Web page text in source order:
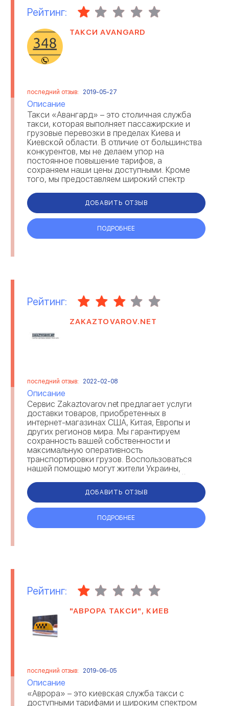
Рейтинг:
ТАКСИ AVANGARD
последний отзыв: 2019-05-27
Описание
Такси «Авангард» – это столичная служба
такси, которая выполняет пассажирские и
грузовые перевозки в пределах Киева и
Киевской области. В отличие от большинства
конкурентов, мы не делаем упор на
постоянное повышение тарифов, а
сохраняем наши цены доступными. Кроме
того, мы предоставляем широкий спектр
возможности выбора типа транспортн...
ДОБАВИТЬ ОТЗЫВ
ПОДРОБНЕЕ
Рейтинг:
ZAKAZTOVAROV.NET
последний отзыв: 2022-02-08
Описание
Сервис Zakaztovarov.net предлагает услуги
доставки товаров, приобретенных в
интернет-магазинах США, Китая, Европы и
других регионов мира. Мы гарантируем
сохранность вашей собственности и
максимальную оперативность
транспортировки грузов. Воспользоваться
нашей помощью могут жители Украины,
России и стран СНГ. Мы имеем огромный
опыт работы с интернет-магазинами,
свободн...
ДОБАВИТЬ ОТЗЫВ
ПОДРОБНЕЕ
Рейтинг:
"АВРОРА ТАКСИ", КИЕВ
последний отзыв: 2019-06-05
Описание
«Аврора» – это киевская служба такси с
доступными тарифами и широким спектром